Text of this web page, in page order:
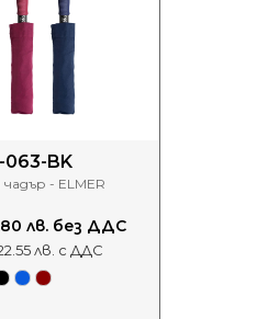
063-BK
- ELMER
лв. без ДДС
лв. с ДДС